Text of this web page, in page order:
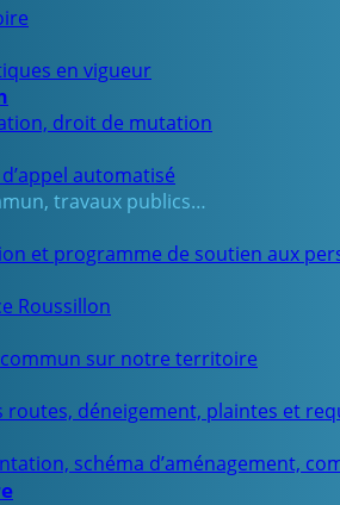
en vigueur
droit de mutation
automatisé
travaux publics…
et programme de soutien aux
Roussillon
sur notre territoire
déneigement, plaintes et
schéma d’aménagement,